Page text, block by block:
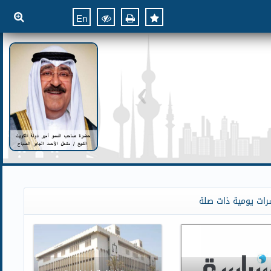
En
يومية ذات صلة